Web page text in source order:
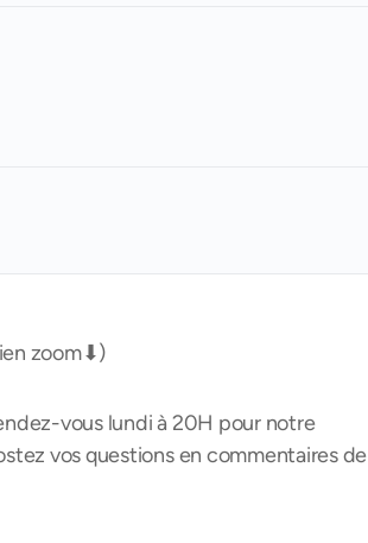
zoom⬇)
vous lundi à 20H pour notre
vos questions en commentaires de